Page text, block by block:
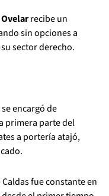
Ovelarrecibe un
sin opciones a
sector derecho.
encargó de
primera parte del
a portería atajó,
fue constante en